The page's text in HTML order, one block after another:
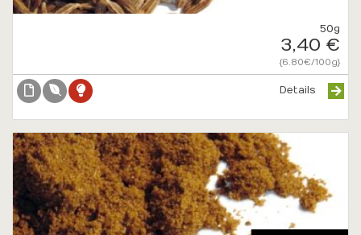
50g
3,40 €
{6.80€/100g}
Details